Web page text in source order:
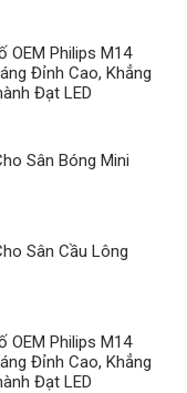
OEM Philips M14
Đỉnh Cao, Khẳng
Đạt LED
Sân Bóng Mini
Sân Cầu Lông
OEM Philips M14
Đỉnh Cao, Khẳng
Đạt LED